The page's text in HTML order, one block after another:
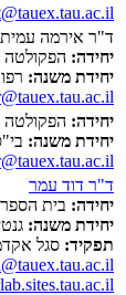
ד"ר אירמה
יחידה: הפקולטה
יחידת משנה:
יחידה: הפקולטה
יחידת משנה:
ד"ר דוד עמר
יחידה: בית
יחידת משנה:
תפקיד: סגל